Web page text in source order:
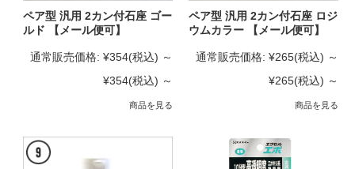
ペア型 汎用 2カン付石座 ゴー
ルド 【メール便可】
通常販売価格: ¥354(税込) ～
¥354(税込) ～
商品を見る
ペア型 汎用 2カン付石座 ロジ
ウムカラー 【メール便可】
通常販売価格: ¥265(税込) ～
¥265(税込) ～
商品を見る